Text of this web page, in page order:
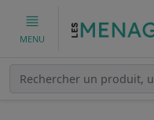
MENU